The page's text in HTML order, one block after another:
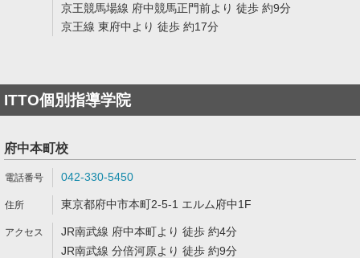
京王競馬場線 府中競馬正門前より 徒歩 約9分
京王線 東府中より 徒歩 約17分
ITTO個別指導学院
府中本町校
042-330-5450
東京都府中市本町2-5-1 エルム府中1F
JR南武線 府中本町より 徒歩 約4分
JR南武線 分倍河原より 徒歩 約9分